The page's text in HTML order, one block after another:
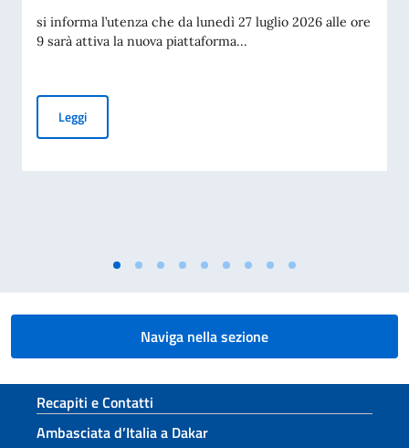
si informa l’utenza che da lunedì 27 luglio 2026 alle ore
9 sarà attiva la nuova piattaforma...
LeggiPiattaforma per la prenotazione degli appuntamenti per i
Naviga nella sezione
Sezione footer
Recapiti e Contatti
Ambasciata d’Italia a Dakar